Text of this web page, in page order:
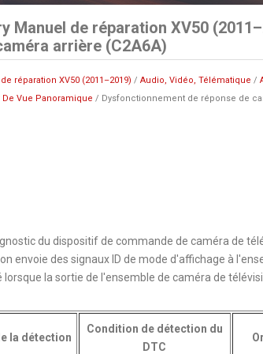
Manuel de réparation XV50
arrière (C2A6A)
réparation XV50 (2011–2019) / Audio, Vidéo, Télématique /
Vue Panoramique / Dysfonctionnement de réponse de
du dispositif de commande de caméra de
envoie des signaux ID de mode d'affichage à
lorsque la sortie de l'ensemble de caméra de
la détection
Condition de détection du
DTC